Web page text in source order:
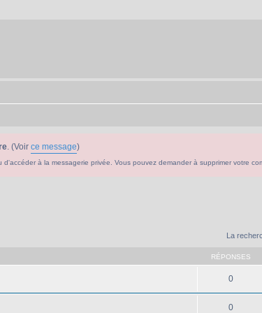
. (Voir ce message)
à la messagerie privée. Vous pouvez demander à supprimer votre
La
RÉPONSES
0
0